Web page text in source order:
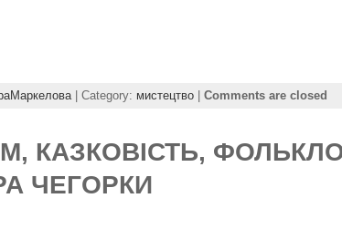
| Category: мистецтво | Comments are closed
КАЗКОВІСТЬ,
ЧЕГОРКИ